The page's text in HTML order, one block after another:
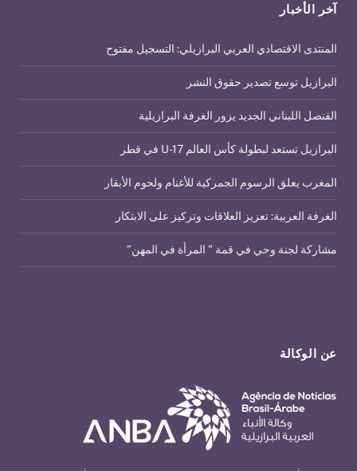
عن الوكالة
آخر الأخبار
المنتدى الاقتصادي العربي البرازيلي: التسجيل مفتوح
البرازيل توسع تصدير حقوق النشر
القنصل اللبناني الجديد يزور الغرفة البرازيلية
البرازيل تستعد لبطولة كأس العالم U-17 في قطر
المغرب يعلق الرسوم الجمركية للأغنام ولحوم الأبقار
الغرفة العربية: تعزيز العلاقات وتركيز على الابتكار
مشاركة لجنة وحي في قمة ” المرأة في المهن”